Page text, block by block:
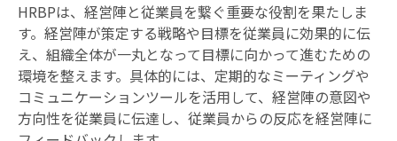
HRBPは、経営陣と従業員を繋ぐ重要な役割を果たしま
す。経営陣が策定する戦略や目標を従業員に効果的に伝
え、組織全体が一丸となって目標に向かって進むための
環境を整えます。具体的には、定期的なミーティングや
コミュニケーションツールを活用して、経営陣の意図や
方向性を従業員に伝達し、従業員からの反応を経営陣に